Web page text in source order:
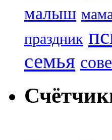
малыш
праздник
семья